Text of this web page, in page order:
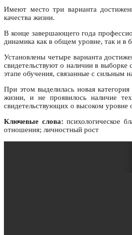
Имеют место три варианта
качества жизни.
В конце завершающего года
динамика как в общем уровне, так и в
Установлены четыре варианта
свидетельствуют о наличии в
этапе обучения, связанные с
При этом выделилась новая
жизни, и не проявилось наличие
свидетельствующих о высоком
Ключевые слова: психологическое
отношения; личностный рост